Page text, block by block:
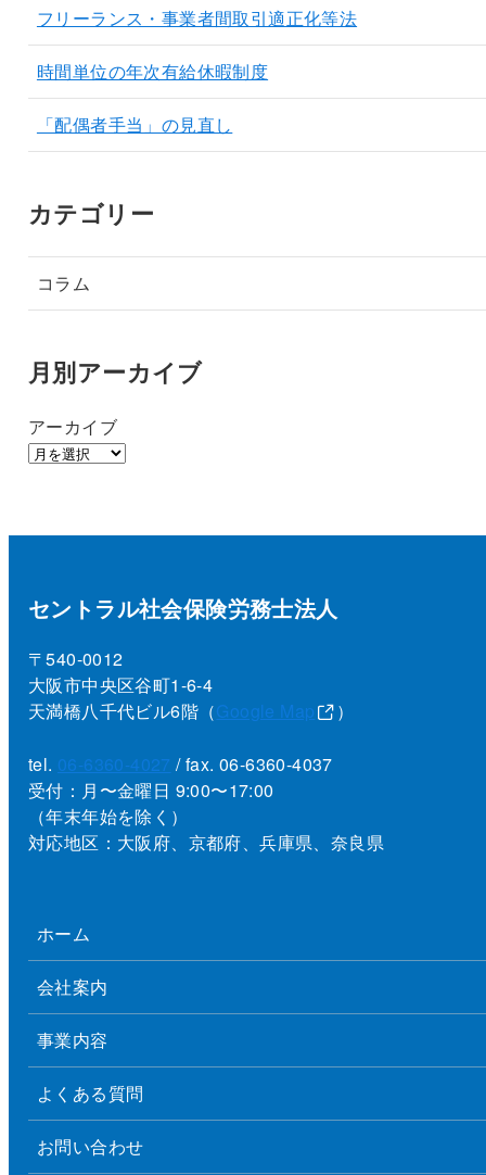
フリーランス・事業者間取引適正化等法
時間単位の年次有給休暇制度
「配偶者手当」の見直し
カテゴリー
コラム
月別アーカイブ
アーカイブ
セントラル社会保険労務士法人
〒540-0012
大阪市中央区谷町1-6-4
天満橋八千代ビル6階（Google Map ）
tel. 06-6360-4027 / fax. 06-6360-4037
受付：月〜金曜日 9:00〜17:00
（年末年始を除く）
対応地区：大阪府、京都府、兵庫県、奈良県
ホーム
会社案内
事業内容
よくある質問
お問い合わせ